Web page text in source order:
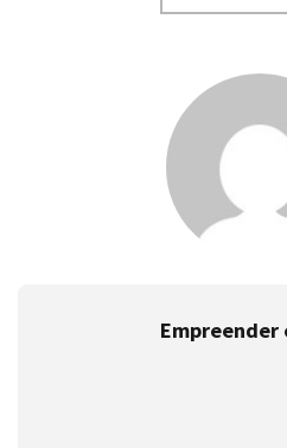
Empreender